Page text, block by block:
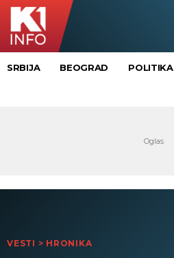
SRBIJA BEOGRAD POLITIKA
VESTI > HRONIKA